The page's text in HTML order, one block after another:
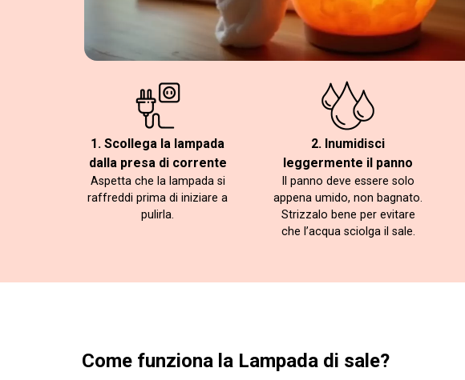
1. Scollega la lampada
dalla presa di corrente
Aspetta che la lampada si
raffreddi prima di iniziare a
pulirla.
2. Inumidisci
leggermente il panno
Il panno deve essere solo
appena umido, non bagnato.
Strizzalo bene per evitare
che l’acqua sciolga il sale.
Come funziona la Lampada di sale?